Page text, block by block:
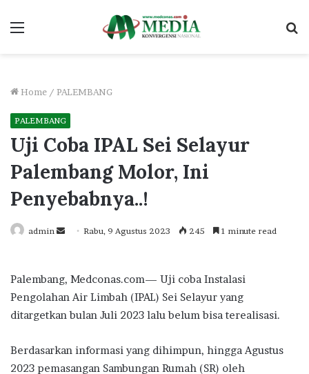
Menu
Home / PALEMBANG
PALEMBANG
Uji Coba IPAL Sei Selayur
Palembang Molor, Ini
Penyebabnya..!
admin
SendRabu, 9 Agustus 2023 245 1 minute read
Palembang, Medconas.com— Uji coba Instalasi
Pengolahan Air Limbah (IPAL) Sei Selayur yang
ditargetkan bulan Juli 2023 lalu belum bisa terealisasi.
Berdasarkan informasi yang dihimpun, hingga Agustus
2023 pemasangan Sambungan Rumah (SR) oleh